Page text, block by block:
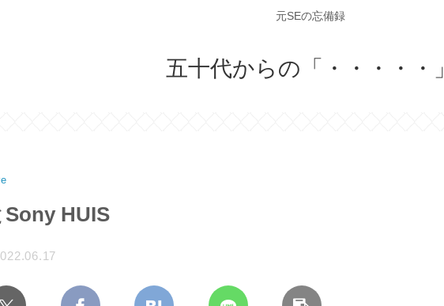
元SEの忘備録
五十代からの「・・・・・」
Sony HUIS